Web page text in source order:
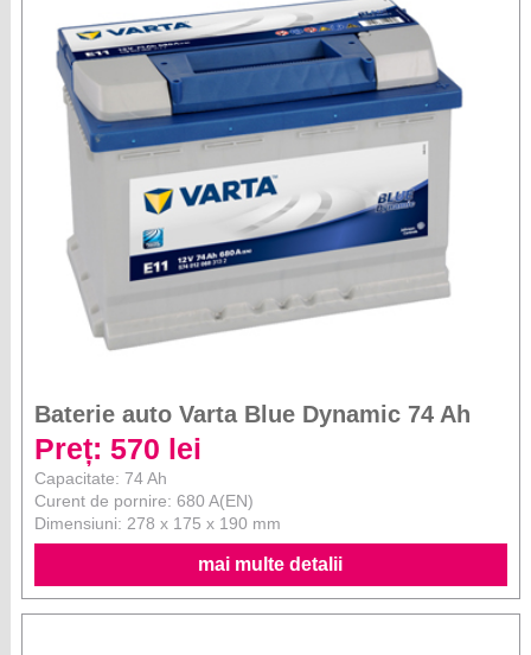
Baterie auto Varta Blue Dynamic 74 Ah
Preț: 570 lei
Capacitate: 74 Ah
Curent de pornire: 680 A(EN)
Dimensiuni: 278 x 175 x 190 mm
mai multe detalii